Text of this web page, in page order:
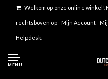
Welkom op onze online winkel!
rechtsboven op - Mijn Account -
Helpdesk.
MENU